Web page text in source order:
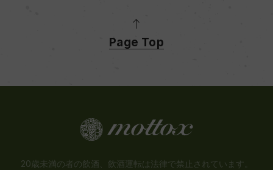
Page Top
20歳未満の者の飲酒、飲酒運転は法律で禁止されています。